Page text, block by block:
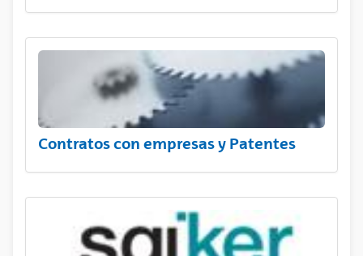
Contratos con empresas y Patentes